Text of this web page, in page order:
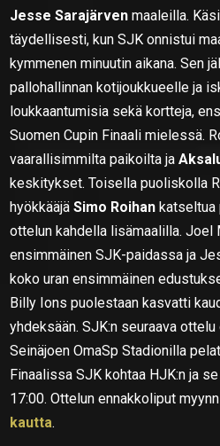
Jesse Sarajärven maaleilla.
täydellisesti, kun SJK onnistui
kymmenen minuutin aikana. Sen
pallohallinnan kotijoukkueelle ja
loukkaantumisia sekä kortteja,
Suomen Cupin Finaali mielessä.
vaarallisimmilta paikoilta ja
keskitykset. Toisella puoliskolla
hyökkääjäSimo Roihan katseltua
ottelun kahdella lisämaalilla. Joel
ensimmäinen SJK-paidassa ja
koko uran ensimmäinen
Billy Ions puolestaan kasvatti
yhdeksään. SJK:n seuraava
Seinäjoen OmaSp Stadionilla
Finaalissa SJK kohtaa HJK:n ja
17:00. Ottelun ennakkoliput
kautta.